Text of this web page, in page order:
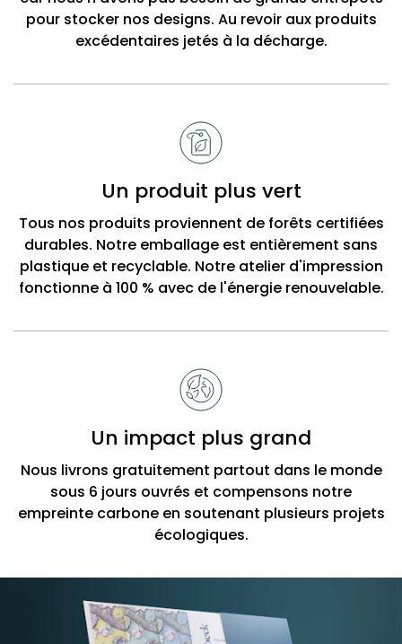
pour stocker nos designs. Au revoir aux produits
excédentaires jetés à la décharge.
Un produit plus vert
Tous nos produits proviennent de forêts certifiées
durables. Notre emballage est entièrement sans
plastique et recyclable. Notre atelier d'impression
fonctionne à 100 % avec de l'énergie renouvelable.
Un impact plus grand
Nous livrons gratuitement partout dans le monde
sous 6 jours ouvrés et compensons notre
empreinte carbone en soutenant plusieurs projets
écologiques.